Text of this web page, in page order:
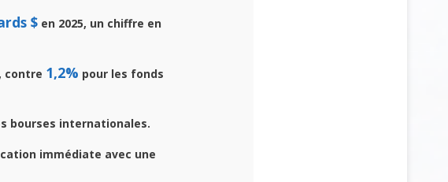
$en 2025, un chiffre en
contre 1,2% pour les fonds
bourses internationales.
immédiate avec une